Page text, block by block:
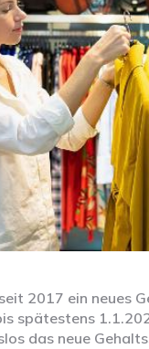
2017 ein neues
spätestens
das neue